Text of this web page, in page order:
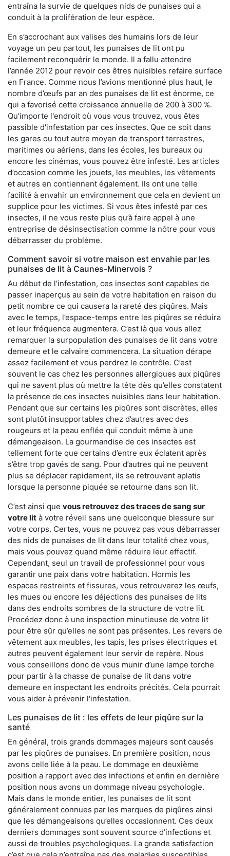
entraîna la survie de quelques nids de punaises qui a
conduit à la prolifération de leur espèce.
En s’accrochant aux valises des humains lors de leur
voyage un peu partout, les punaises de lit ont pu
facilement reconquérir le monde. Il a fallu attendre
l’année 2012 pour revoir ces êtres nuisibles refaire surface
en France. Comme nous l’avions mentionné plus haut, le
nombre d’œufs par an des punaises de lit est énorme, ce
qui a favorisé cette croissance annuelle de 200 à 300 %.
Qu'importe l'endroit où vous vous trouvez, vous êtes
passible d'infestation par ces insectes. Que ce soit dans
les gares ou tout autre moyen de transport terrestres,
maritimes ou aériens, dans les écoles, les bureaux ou
encore les cinémas, vous pouvez être infesté. Les articles
d’occasion comme les jouets, les meubles, les vêtements
et autres en contiennent également. Ils ont une telle
facilité à envahir un environnement que cela en devient un
supplice pour les victimes. Si vous êtes infesté par ces
insectes, il ne vous reste plus qu’à faire appel à une
entreprise de désinsectisation comme la nôtre pour vous
débarrasser du problème.
Comment savoir si votre maison est envahie par les
punaises de lit à Caunes-Minervois ?
Au début de l'infestation, ces insectes sont capables de
passer inaperçus au sein de votre habitation en raison du
petit nombre ce qui causera la rareté des piqûres. Mais
avec le temps, l’espace-temps entre les piqûres se réduira
et leur fréquence augmentera. C’est là que vous allez
remarquer la surpopulation des punaises de lit dans votre
demeure et le calvaire commencera. La situation dérape
assez facilement et vous perdrez le contrôle. C’est
souvent le cas chez les personnes allergiques aux piqûres
qui ne savent plus où mettre la tête dès qu’elles constatent
la présence de ces insectes nuisibles dans leur habitation.
Pendant que sur certains les piqûres sont discrètes, elles
sont plutôt insupportables chez d’autres avec des
rougeurs et la peau enflée qui conduit même à une
démangeaison. La gourmandise de ces insectes est
tellement forte que certains d’entre eux éclatent après
s’être trop gavés de sang. Pour d’autres qui ne peuvent
plus se déplacer rapidement, ils se retrouvent aplatis
lorsque la personne piquée se retourne dans son lit.
C’est ainsi que vous retrouvez des traces de sang sur
votre lit à votre réveil sans une quelconque blessure sur
votre corps. Certes, vous ne pouvez pas vous débarrasser
des nids de punaises de lit dans leur totalité chez vous,
mais vous pouvez quand même réduire leur effectif.
Cependant, seul un travail de professionnel pour vous
garantir une paix dans votre habitation. Hormis les
espaces restreints et fissures, vous retrouverez les œufs,
les mues ou encore les déjections des punaises de lits
dans des endroits sombres de la structure de votre lit.
Procédez donc à une inspection minutieuse de votre lit
pour être sûr qu’elles ne sont pas présentes. Les revers de
vêtement aux meubles, les tapis, les prises électriques et
autres peuvent également leur servir de repère. Nous
vous conseillons donc de vous munir d’une lampe torche
pour partir à la chasse de punaise de lit dans votre
demeure en inspectant les endroits précités. Cela pourrait
vous aider à prévenir l'infestation.
Les punaises de lit : les effets de leur piqûre sur la
santé
En général, trois grands dommages majeurs sont causés
par les piqûres de punaises. En première position, nous
avons celle liée à la peau. Le dommage en deuxième
position a rapport avec des infections et enfin en dernière
position nous avons un dommage niveau psychologie.
Mais dans le monde entier, les punaises de lit sont
généralement connues par les marques de piqûres ainsi
que les démangeaisons qu’elles occasionnent. Ces deux
derniers dommages sont souvent source d’infections et
aussi de troubles psychologiques. La grande satisfaction